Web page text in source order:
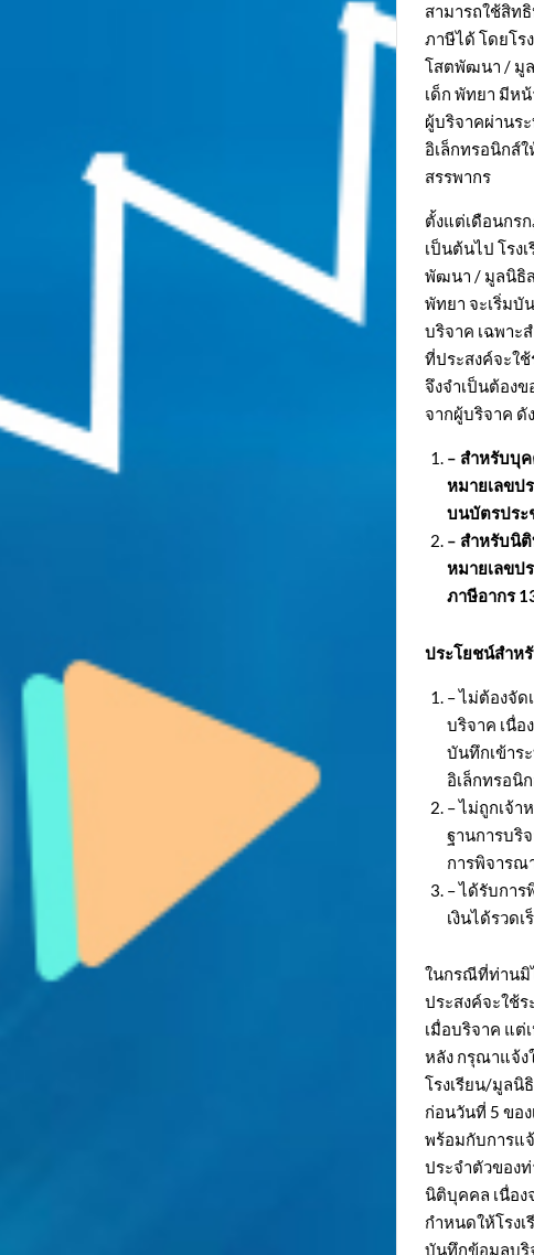
สามารถใช้สิท
ภาษีได้ โดยโร
โสตพัฒนา / มูล
เด็ก พัทยา มีห
ผู้บริจาคผ่านร
อิเล็กทรอนิกส์
สรรพากร
ตั้งแต่เดือนกร
เป็นต้นไป โรง
พัฒนา / มูลนิธิส
พัทยา จะเริ่มบั
บริจาค เฉพาะ
ที่ประสงค์จะใ
จึงจำเป็นต้อง
จากผู้บริจาค ดั
– สำหรับบุ
หมายเลขป
บนบัตรประ
– สำหรับนิ
หมายเลขป
ภาษีอากร
ประโยชน์สำห
– ไม่ต้องจัด
บริจาค เนื่อ
บันทึกเข้าร
อิเล็กทรอนิ
– ไม่ถูกเจ้
ฐานการบริ
การพิจารณ
– ได้รับกา
เงินได้รวดเ
ในกรณีที่ท่านมิ
ประสงค์จะใช้
เมื่อบริจาค แต่
หลัง กรุณาแจ้ง
โรงเรียน/มูลนิ
ก่อนวันที่ 5 ขอ
พร้อมกับการแ
ประจำตัวของ
นิติบุคคล เนื่อง
กำหนดให้โรง
บันทึกข้อมูลบริ